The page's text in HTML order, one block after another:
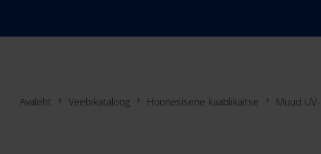
Avaleht Veebikataloog Hoonesisene kaablikaitse Muud